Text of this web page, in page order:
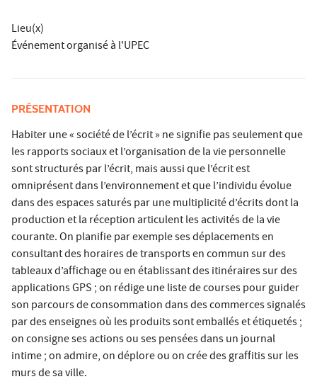
Lieu(x)
Événement organisé à l'UPEC
PRÉSENTATION
Habiter une « société de l’écrit » ne signifie pas seulement que
les rapports sociaux et l’organisation de la vie personnelle
sont structurés par l’écrit, mais aussi que l’écrit est
omniprésent dans l’environnement et que l’individu évolue
dans des espaces saturés par une multiplicité d’écrits dont la
production et la réception articulent les activités de la vie
courante. On planifie par exemple ses déplacements en
consultant des horaires de transports en commun sur des
tableaux d’affichage ou en établissant des itinéraires sur des
applications GPS ; on rédige une liste de courses pour guider
son parcours de consommation dans des commerces signalés
par des enseignes où les produits sont emballés et étiquetés ;
on consigne ses actions ou ses pensées dans un journal
intime ; on admire, on déplore ou on crée des graffitis sur les
murs de sa ville.